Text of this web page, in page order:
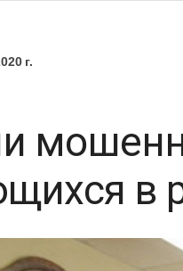
г.
в